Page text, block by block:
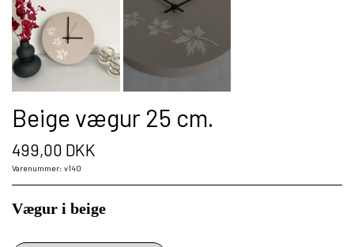
VÆGUR
RUND
FIRKANTET
Beige vægur 25 cm.
499,00 DKK
Varenummer: v140
Vægur i beige